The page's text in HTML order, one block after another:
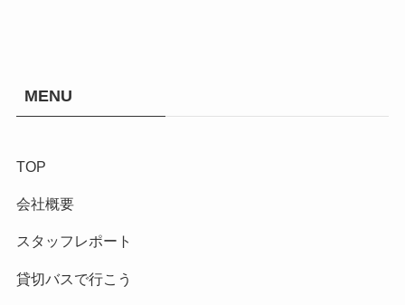
MENU
TOP
会社概要
スタッフレポート
貸切バスで行こう